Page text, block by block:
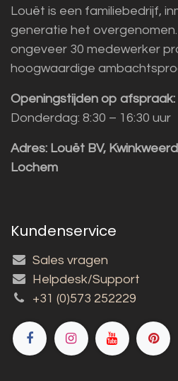
Louët is een familiebedrijf,
generatie het
ongeveer 30 medewerker
hoogwaardige
Openingstijden op afspraak:
Donderdag: 8:30 – 16:30 uur
Adres: Louët BV,
Lochem
Kundenservice
Sales vragen
Helpdesk/Support
+31 (0)573 252229